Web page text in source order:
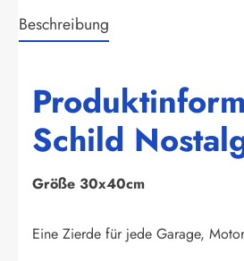
Beschreibung
Schild
Größe 30x40cm
Eine Zierde für jede Garage,